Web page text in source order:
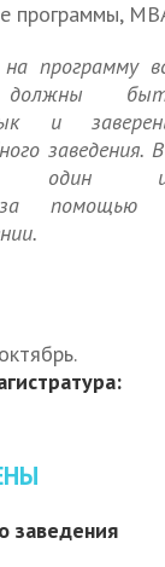
программы,
на программу
должны
и
заведения.
в один
помощью
заведения